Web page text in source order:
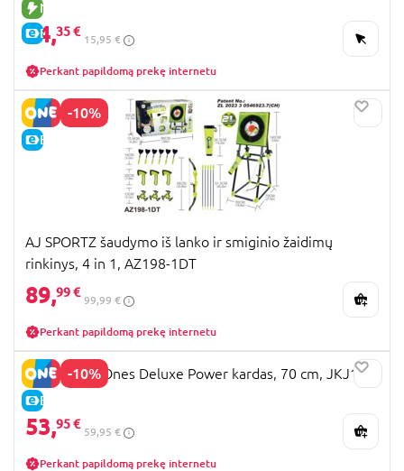
NAUJA PREKĖ
E-KAINA
14,35 €
15,95 €
Perkant papildomą prekę internetu
-10%
E-KAINA
AJ SPORTZ šaudymo iš lanko ir smiginio žaidimų
rinkinys, 4 in 1, AZ198-1DT
89,99 €
99,99 €
Perkant papildomą prekę internetu
-10%
E-KAINA
MOTU First Ones Deluxe Power kardas, 70 cm, JKJ17
53,95 €
59,95 €
Perkant papildomą prekę internetu